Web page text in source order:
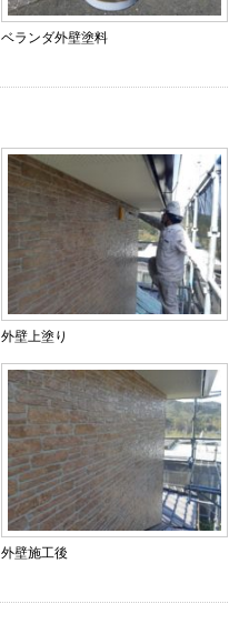
ベランダ外壁塗料
外壁上塗り
外壁施工後